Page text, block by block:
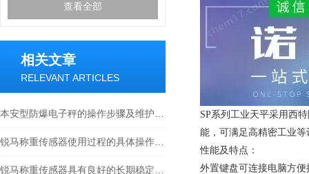
查看全部
相关文章
RELEVANT ARTICLES
SP系列工业天平采用西
能，可满足高精密工业
性能及特点：
外置键盘可连接电脑方